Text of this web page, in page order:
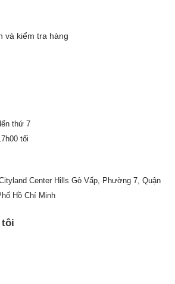
và kiểm tra hàng
thứ 7
tối
Center Hills Gò Vấp, Phường 7, Quận
Hồ Chí Minh
tôi